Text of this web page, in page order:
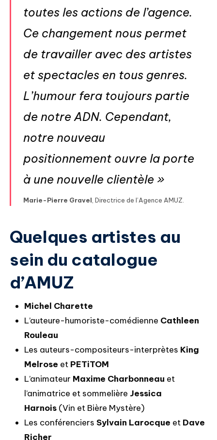
toutes les actions de l’agence.
Ce changement nous permet
de travailler avec des artistes
et spectacles en tous genres.
L’humour fera toujours partie
de notre ADN. Cependant,
notre nouveau
positionnement ouvre la porte
à une nouvelle clientèle »
Marie-Pierre Gravel , Directrice de l’Agence AMUZ.
Quelques artistes au
sein du catalogue
d’AMUZ
Michel Charette
L’auteure-humoriste-comédienne Cathleen
Rouleau
Les auteurs-compositeurs-interprètes King
Melrose et PETiTOM
L’animateur Maxime Charbonneau et
l’animatrice et sommelière Jessica
Harnois (Vin et Bière Mystère)
Les conférenciers Sylvain Larocque et Dave
Richer